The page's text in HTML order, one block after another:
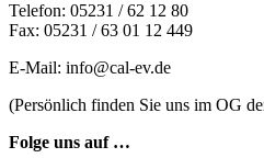
Telefon: 05231 / 62 12 80
Fax: 05231 / 63 01 12 449
E-Mail: info@cal-ev.de
(Persönlich finden Sie uns im OG
Folge uns auf …